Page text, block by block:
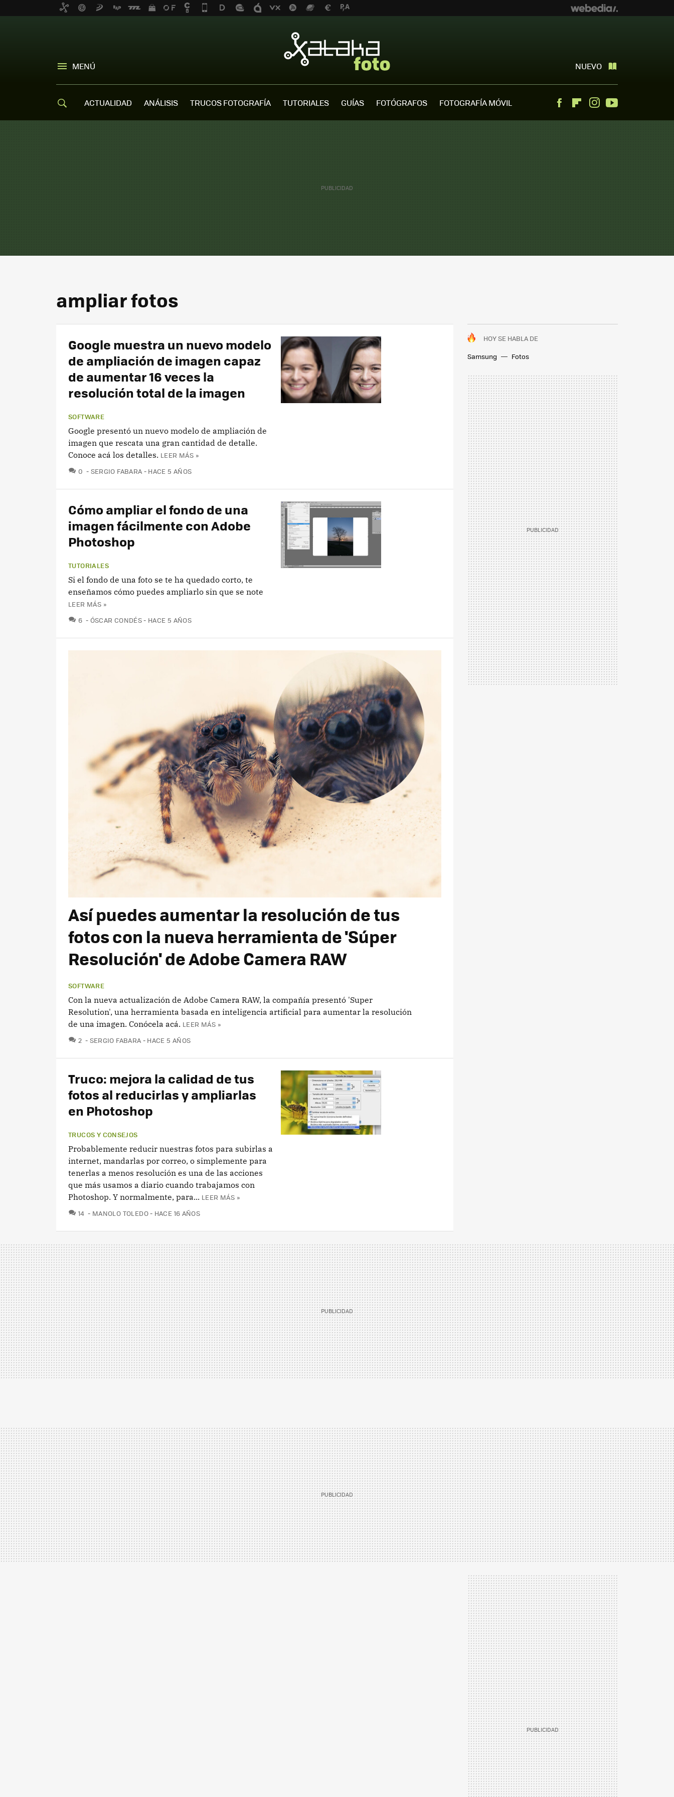
MENÚ NUEVO
ACTUALIDAD ANÁLISIS TRUCOS FOTOGRAFÍA TUTORIALES GUÍAS FOTÓGRAFOS FOTOGRAFÍA MÓVIL FacebookFlipboardInstagram
ampliar fotos
HOY SE HABLA DE
Samsung
Fotos
Google muestra un nuevo modelo
de ampliación de imagen capaz
de aumentar 16 veces la
resolución total de la imagen
SOFTWARE
Google presentó un nuevo modelo de ampliación de
imagen que rescata una gran cantidad de detalle.
Conoce acá los detalles. LEER MÁS »
0 COMENTARIOS
SERGIO FABARA HACE 5 AÑOS
Cómo ampliar el fondo de una
imagen fácilmente con Adobe
Photoshop
TUTORIALES
Si el fondo de una foto se te ha quedado corto, te
enseñamos cómo puedes ampliarlo sin que se note
LEER MÁS »
6 COMENTARIOS
ÓSCAR CONDÉS HACE 5 AÑOS
Así puedes aumentar la resolución de tus
fotos con la nueva herramienta de 'Súper
Resolución' de Adobe Camera RAW
SOFTWARE
Con la nueva actualización de Adobe Camera RAW, la compañía presentó 'Super
Resolution', una herramienta basada en inteligencia artificial para aumentar la resolución
de una imagen. Conócela acá. LEER MÁS »
2 COMENTARIOS
SERGIO FABARA HACE 5 AÑOS
Truco: mejora la calidad de tus
fotos al reducirlas y ampliarlas
en Photoshop
TRUCOS Y CONSEJOS
Probablemente reducir nuestras fotos para subirlas a
internet, mandarlas por correo, o simplemente para
tenerlas a menos resolución es una de las acciones
que más usamos a diario cuando trabajamos con
Photoshop. Y normalmente, para... LEER MÁS »
14 COMENTARIOS
MANOLO TOLEDO HACE 16 AÑOS